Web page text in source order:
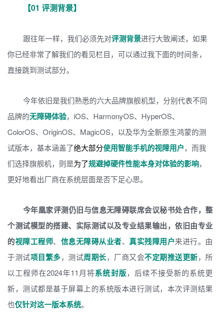
【01 评测背景】
跟往年一样，我们必须先对评测背景进行大致阐述，如果
你已经非常了解我们的看见栏目，可以通过我下面的时间条，
直接跳到测试部分。
今年依旧是我们熟悉的六大品牌旗舰机型，分别代表不同
品牌的无障碍体验，iOS、HarmonyOS、HyperOS、
ColorOS、OriginOS、MagicOS，以及华为全新原生鸿蒙的测
试版本，基本涵盖了绝大部分使用智能手机的视障用户，而我
们选择旗舰机，则是为了规避掉硬件性能本身对体验的影响，
更好地看出厂商在系统层面是否下足心思。
今年凰家评测仍旧与信息无障碍联席会议秘书处合作，整
个测试模型的搭建、实际测试以及专业结果输出，依旧由专业
的视障工程师、 信息无障碍从业者、 真实残障用户来进行。由
于测试项目繁多，测试周期长，厂商又会不定期推送更新，所
以工程师在2024年11月将系统封版，后续不接受新的系统更
新，测试都是基于屏幕上的系统版本进行测试，本次评测结果
也仅针对这一版本系统。